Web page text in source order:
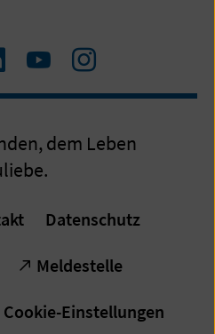
Zum
YouTube
Zum
Instagram
dem Leben
Datenschutz
Meldestelle
Cookie-Einstellungen